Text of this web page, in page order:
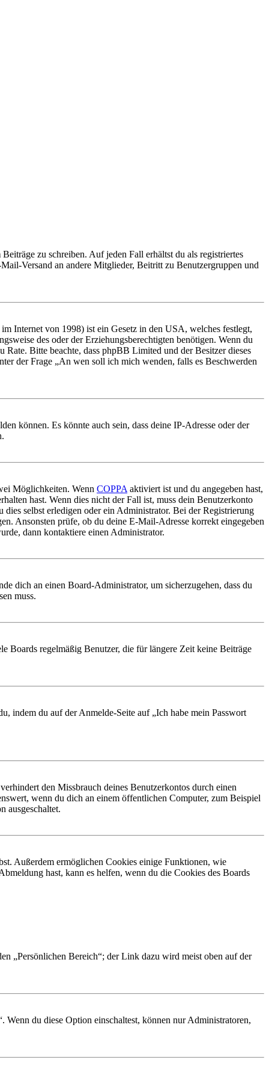
zu schreiben. Auf jeden Fall erhältst du als registriertes
Versand an andere Mitglieder, Beitritt zu Benutzergruppen und
Internet von 1998) ist ein Gesetz in den USA, welches festlegt,
des oder der Erziehungsberechtigten benötigen. Wenn du
Bitte beachte, dass phpBB Limited und der Besitzer dieses
der Frage „An wen soll ich mich wenden, falls es Beschwerden
können. Es könnte auch sein, dass deine IP-Adresse oder der
Möglichkeiten. Wenn COPPA aktiviert ist und du angegeben hast,
hast. Wenn dies nicht der Fall ist, muss dein Benutzerkonto
selbst erledigen oder ein Administrator. Bei der Registrierung
Ansonsten prüfe, ob du deine E-Mail-Adresse korrekt eingegeben
dann kontaktiere einen Administrator.
dich an einen Board-Administrator, um sicherzugehen, dass du
muss.
Boards regelmäßig Benutzer, die für längere Zeit keine Beiträge
indem du auf der Anmelde-Seite auf „Ich habe mein Passwort
den Missbrauch deines Benutzerkontos durch einen
wenn du dich an einem öffentlichen Computer, zum Beispiel
ausgeschaltet.
Außerdem ermöglichen Cookies einige Funktionen, wie
hast, kann es helfen, wenn du die Cookies des Boards
„Persönlichen Bereich“; der Link dazu wird meist oben auf der
du diese Option einschaltest, können nur Administratoren,